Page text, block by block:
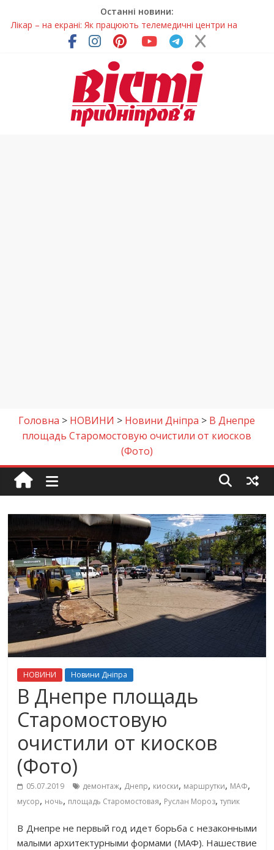
Останні новини:
Лікар – на екрані: Як працюють телемедичні центри на
Дніпропетровщині
У Дніпрі триває масштабна підготовка до опалювального
Пошуки тривають: на Дніпропетровщині досліджують місце
розташування легендарного монастиря (Фото)
Ветерани Дніпропетровщини отримують шанс на власне
Головна > НОВИНИ > Новини Дніпра > В Днепре
площадь Старомостовую очистили от киосков
(Фото)
НОВИНИ Новини Дніпра
В Днепре площадь
Старомостовую
очистили от киосков
(Фото)
05.07.2019 демонтаж, Днепр, киоски, маршрутки, МАФ,
мусор, ночь, площадь Старомостовая, Руслан Мороз,тупик
В Днепре не первый год идет борьба с незаконными
малыми архитектурными формами (МАФ). Нашествие